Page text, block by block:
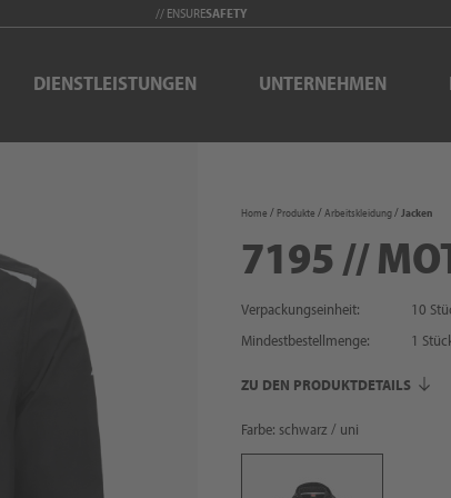
// ENSURESAFETY
DIENSTLEISTUNGEN UNTERNEHMEN
Home Produkte Arbeitskleidung Jacken
7195 //
Verpackungseinheit:
10
Mindestbestellmenge:
1
ZU DEN PRODUKTDETAILS
Farbe: schwarz / uni